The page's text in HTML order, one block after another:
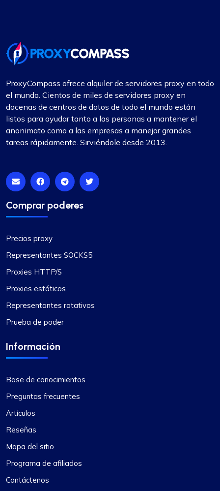
Gran experiencia
He confiado en ProxyCompass (ya que se
llamaba fineproxy.de) durante más de dos años
para todas mis necesidades de proxy. Sus
continuas mejoras y actualizaciones demuestran
su compromiso de brindar un servicio de máxima
ProxyCompass ofrece alquiler de servidores proxy en todo
el mundo. Cientos de miles de servidores proxy en
docenas de centros de datos de todo el mundo están
listos para ayudar tanto a las personas a mantener el
anonimato como a las empresas a manejar grandes
tareas rápidamente. Sirviéndole desde 2013.
Comprar poderes
Precios proxy
Representantes SOCKS5
Proxies HTTP/S
Proxies estáticos
Representantes rotativos
Prueba de poder
Información
Base de conocimientos
Preguntas frecuentes
Artículos
Reseñas
Mapa del sitio
Programa de afiliados
Contáctenos